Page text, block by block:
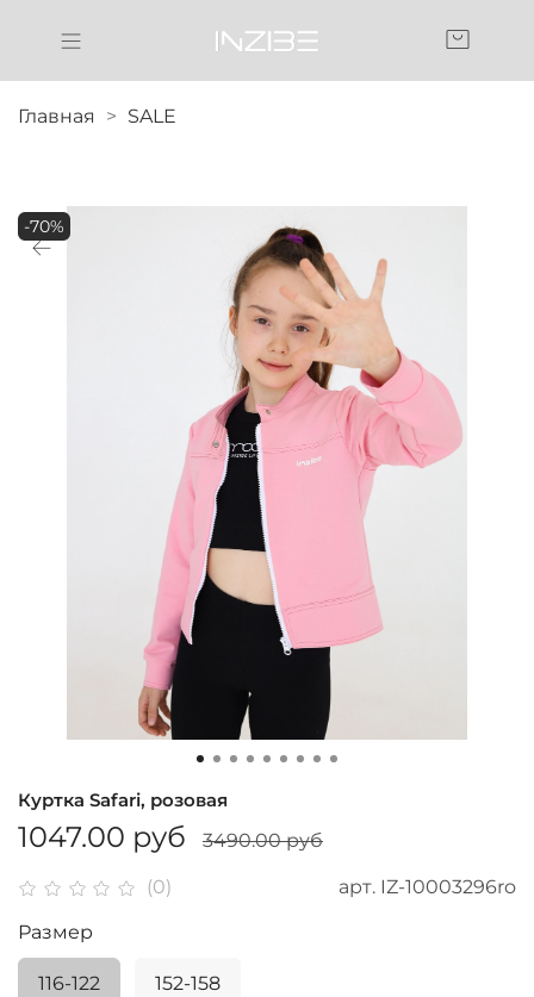
Главная SALE
-70%
(0) арт. IZ-10003296ro
Куртка Safari, розовая
1047.00 руб 3490.00 руб
Размер
116-122 152-158